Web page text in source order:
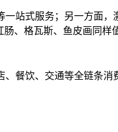
站式服务；另一方面
、格瓦斯、鱼皮画同样
餐饮、交通等全链条消